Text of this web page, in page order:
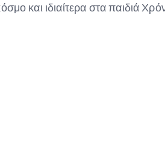
και ιδιαίτερα στα παιδιά